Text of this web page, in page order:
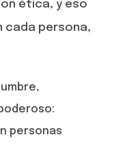
ética, y eso
cada persona,
personas